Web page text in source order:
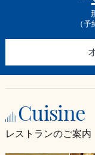
（
Cuisine
レストランのご案内